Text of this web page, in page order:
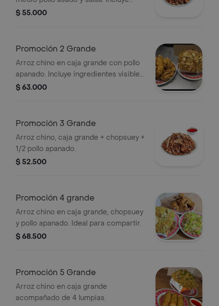
ingredientes visibles como brotes de
$ 55.000
Promoción 2 Grande
Arroz chino en caja grande con pollo
apanado. Incluye ingredientes visibles
como pollo, jamón y brotes de soja.
$ 63.000
Promoción 3 Grande
Arroz chino, caja grande + chopsuey +
1/2 pollo apanado.
$ 52.500
Promoción 4 grande
Arroz chino en caja grande, chopsuey
y pollo apanado. Ideal para compartir.
$ 68.500
Promoción 5 Grande
Arroz chino en caja grande
acompañado de 4 lumpias.